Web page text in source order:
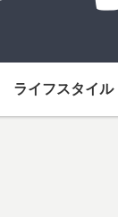
ライフスタイル